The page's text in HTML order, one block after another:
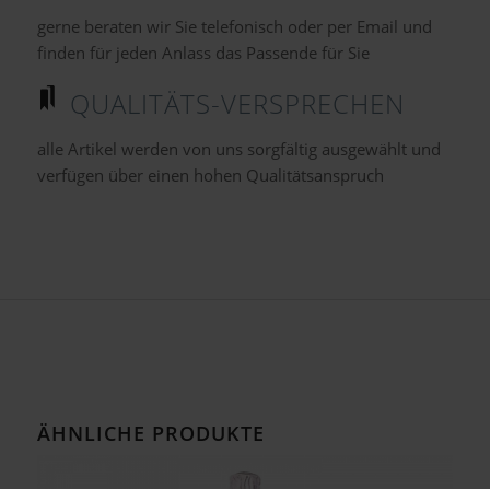
gerne beraten wir Sie telefonisch oder per Email und
finden für jeden Anlass das Passende für Sie
QUALITÄTS-VERSPRECHEN
alle Artikel werden von uns sorgfältig ausgewählt und
verfügen über einen hohen Qualitätsanspruch
ÄHNLICHE PRODUKTE